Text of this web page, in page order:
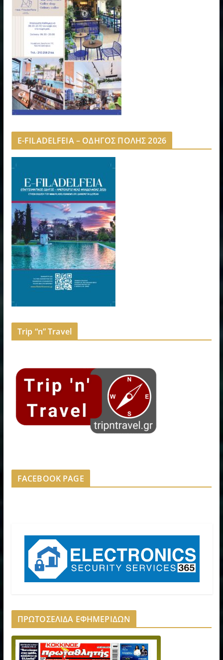
E-FILADELFEIA – ΟΔΗΓΟΣ ΠΟΛΗΣ 2026
Trip “n” Travel
FACEBOOK PAGE
ΠΡΩΤΟΣΕΛΙΔΑ ΕΦΗΜΕΡΙΔΩΝ